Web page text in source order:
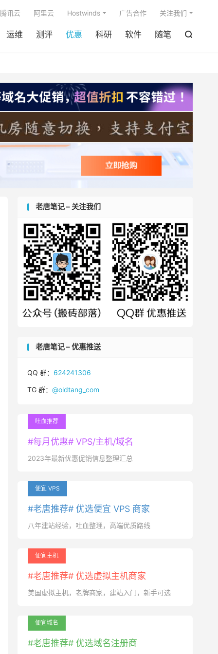
运维 测评 优惠 科研 软件 随笔 
腾讯云 阿里云 Hostwinds 广告合作 关注我们
老唐笔记 – 关注我们
老唐笔记 – 优惠推送
QQ 群： 624241306
TG 群： @oldtang_com
吐血推荐
#每月优惠# VPS/主机/域名
2023年最新优惠促销信息整理汇总
便宜 VPS
#老唐推荐# 优选便宜 VPS 商家
八年建站经验，吐血整理，高端优质路线
便宜主机
#老唐推荐# 优选虚拟主机商家
美国虚拟主机，老牌商家，建站入门，新手可选
便宜域名
#老唐推荐# 优选域名注册商